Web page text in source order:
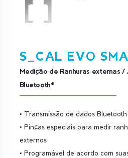
S_CAL EVO
Medição de Ranhuras externas /
Bluetooth®
• Transmissão de dados
• Pinças especiais para medir
externos
• Programável de acordo com